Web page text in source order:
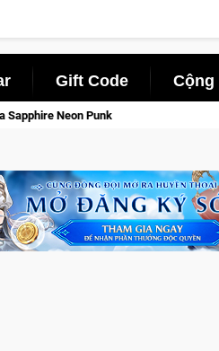
Gift Code